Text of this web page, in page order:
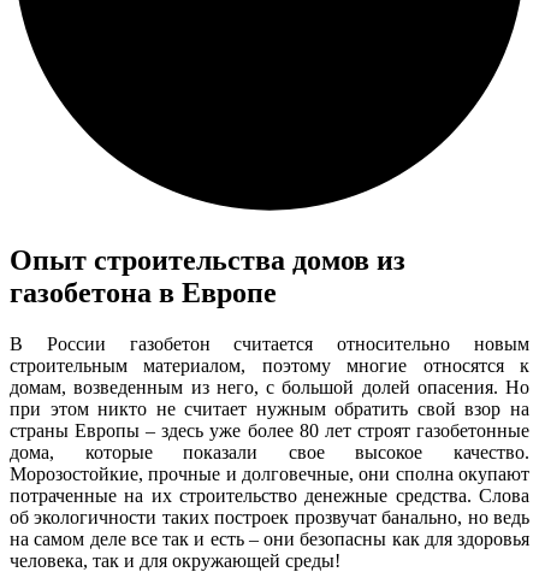
Опыт строительства домов из
газобетона в Европе
В России газобетон считается относительно новым
строительным материалом, поэтому многие относятся к
домам, возведенным из него, с большой долей опасения. Но
при этом никто не считает нужным обратить свой взор на
страны Европы – здесь уже более 80 лет строят газобетонные
дома, которые показали свое высокое качество.
Морозостойкие, прочные и долговечные, они сполна окупают
потраченные на их строительство денежные средства. Слова
об экологичности таких построек прозвучат банально, но ведь
на самом деле все так и есть – они безопасны как для здоровья
человека, так и для окружающей среды!